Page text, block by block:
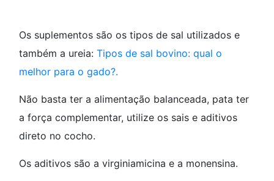
Os suplementos são os tipos de sal utilizados e
também a ureia: Tipos de sal bovino: qual o
melhor para o gado?.
Não basta ter a alimentação balanceada, pata ter
a força complementar, utilize os sais e aditivos
direto no cocho.
Os aditivos são a virginiamicina e a monensina.